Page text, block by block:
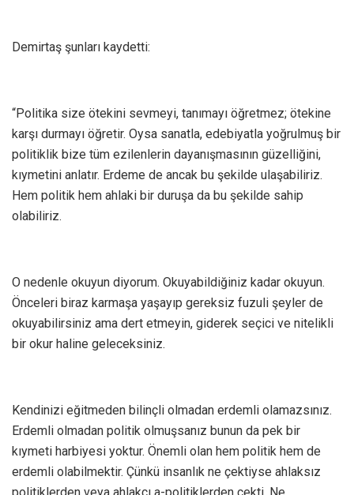
Demirtaş şunları kaydetti:
“Politika size ötekini sevmeyi, tanımayı öğretmez; ötekine
karşı durmayı öğretir. Oysa sanatla, edebiyatla yoğrulmuş bir
politiklik bize tüm ezilenlerin dayanışmasının güzelliğini,
kıymetini anlatır. Erdeme de ancak bu şekilde ulaşabiliriz.
Hem politik hem ahlaki bir duruşa da bu şekilde sahip
olabiliriz.
O nedenle okuyun diyorum. Okuyabildiğiniz kadar okuyun.
Önceleri biraz karmaşa yaşayıp gereksiz fuzuli şeyler de
okuyabilirsiniz ama dert etmeyin, giderek seçici ve nitelikli
bir okur haline geleceksiniz.
Kendinizi eğitmeden bilinçli olmadan erdemli olamazsınız.
Erdemli olmadan politik olmuşsanız bunun da pek bir
kıymeti harbiyesi yoktur. Önemli olan hem politik hem de
erdemli olabilmektir. Çünkü insanlık ne çektiyse ahlaksız
politiklerden veya ahlakçı a-politiklerden çekti. Ne